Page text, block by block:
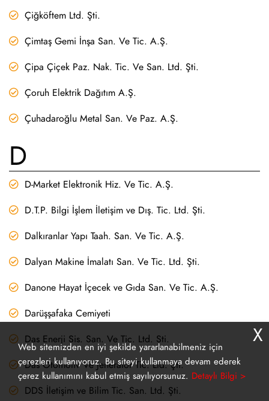
Çiğköftem Ltd. Şti.
Çimtaş Gemi İnşa San. Ve Tic. A.Ş.
Çipa Çiçek Paz. Nak. Tic. Ve San. Ltd. Şti.
Çoruh Elektrik Dağıtım A.Ş.
Çuhadaroğlu Metal San. Ve Paz. A.Ş.
D
D-Market Elektronik Hiz. Ve Tic. A.Ş.
D.T.P. Bilgi İşlem İletişim ve Dış. Tic. Ltd. Şti.
Dalkıranlar Yapı Taah. San. Ve Tic. A.Ş.
Dalyan Makine İmalatı San. Ve Tic. Ltd. Şti.
Danone Hayat İçecek ve Gıda San. Ve Tic. A.Ş.
Darüşşafaka Cemiyeti
Das Enerji Sis. San. Ve Tic. Ltd. Şti.
Das Otomotiv Ve Jeneratör Tic. Ltd. Şti.
DDS İletişim ve Bilim Tic. San. Ltd. Şti.
Web sitemizden en iyi şekilde yararlanabilmeniz için
çerezleri kullanıyoruz. Bu siteyi kullanmaya devam ederek
çerez kullanımını kabul etmiş sayılıyorsunuz. Detaylı Bilgi >
X